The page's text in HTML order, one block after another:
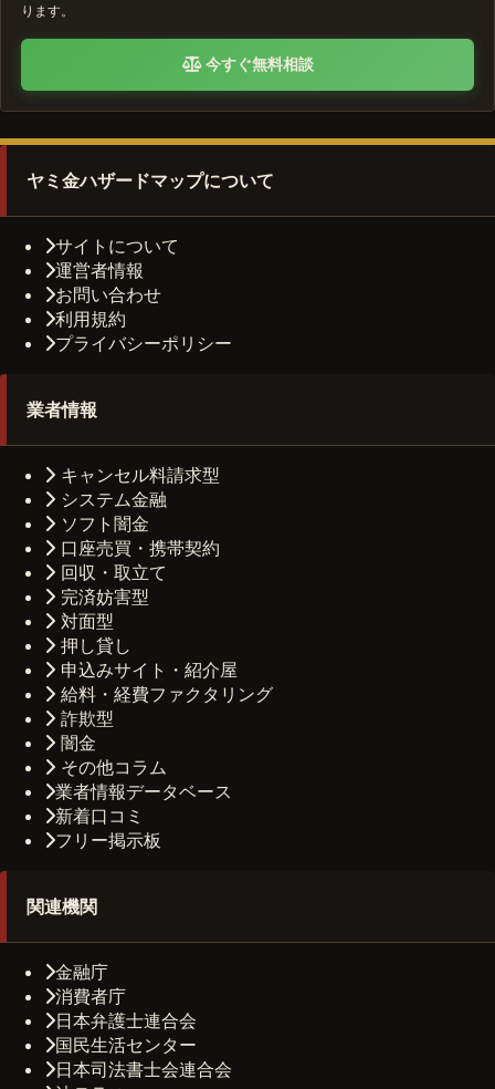
ります。
今すぐ無料相談
ヤミ金ハザードマップについて
サイトについて
運営者情報
お問い合わせ
利用規約
プライバシーポリシー
業者情報
キャンセル料請求型
システム金融
ソフト闇金
口座売買・携帯契約
回収・取立て
完済妨害型
対面型
押し貸し
申込みサイト・紹介屋
給料・経費ファクタリング
詐欺型
闇金
その他コラム
業者情報データベース
新着口コミ
フリー掲示板
関連機関
金融庁
消費者庁
日本弁護士連合会
国民生活センター
日本司法書士会連合会